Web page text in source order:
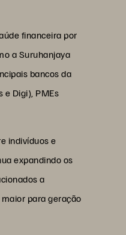
financeira por
a Suruhanjaya
bancos da
e Digi), PMEs
indivíduos e
expandindo os
a
para geração